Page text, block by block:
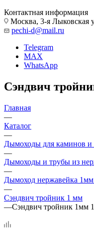
Контактная информация
Москва, 3-я Лыковская
pechi-d@mail.ru
Telegram
MAX
WhatsApp
Сэндвич
Главная
—
Каталог
—
Дымоходы для каминов и
—
Дымоходы и трубы из
—
Дымоход нержавейка
—
Сэндвич тройник 1 мм
—Сэндвич тройник 1мм